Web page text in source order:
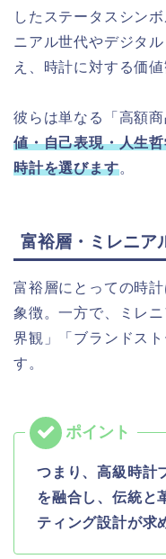
したステータスシン
ニアル世代やデジタ
え、時計に対する価
彼らは単なる「高額
値・自己表現・人生
時計を選びます。
富裕層・ミレニア
富裕層にとっての時
象徴。一方で、ミレ
界観」「ブランドス
す。
つまり、高級時計
を融合し、伝統と
ティング設計が求